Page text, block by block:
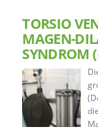
TORSIO
MAGEN-
SYNDROM